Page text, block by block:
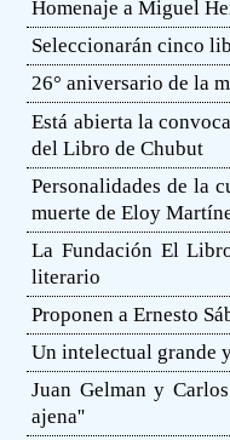
Homenaje a Miguel
Seleccionarán cinco
26° aniversario de la
Está abierta la
del Libro de Chubut
Personalidades de la
muerte de Eloy
La Fundación El
literario
Proponen a Ernesto
Un intelectual grande
Juan Gelman y
ajena''